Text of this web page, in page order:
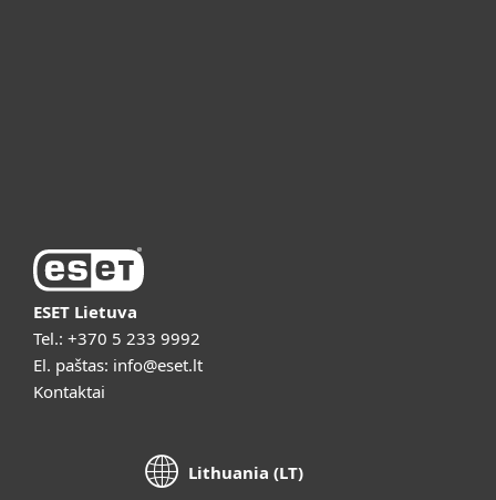
ESET Lietuva
Tel.: +370 5 233 9992
El. paštas: info@eset.lt
Kontaktai
Lithuania (LT)